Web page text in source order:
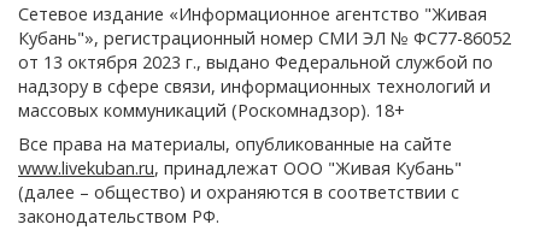
Сетевое издание «Информационное агентство "Живая
Кубань"», регистрационный номер СМИ ЭЛ № ФС77-86052
от 13 октября 2023 г., выдано Федеральной службой по
надзору в сфере связи, информационных технологий и
массовых коммуникаций (Роскомнадзор). 18+
Все права на материалы, опубликованные на сайте
www.livekuban.ru, принадлежат ООО "Живая Кубань"
(далее – общество) и охраняются в соответствии с
законодательством РФ.